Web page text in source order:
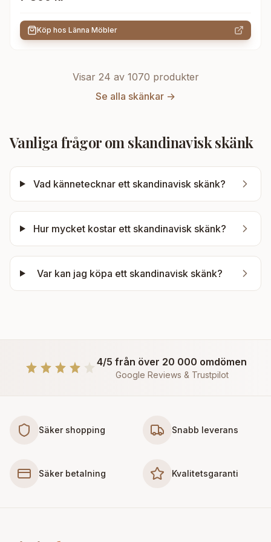
Köp hos Länna Möbler
Visar 24 av 1070 produkter
Se alla skänkar →
Vanliga frågor om skandinavisk skänk
Vad kännetecknar ett skandinavisk skänk?
Hur mycket kostar ett skandinavisk skänk?
Var kan jag köpa ett skandinavisk skänk?
4/5 från över 20 000 omdömen
Google Reviews & Trustpilot
Säker shopping Snabb leverans
Säker betalning Kvalitetsgaranti